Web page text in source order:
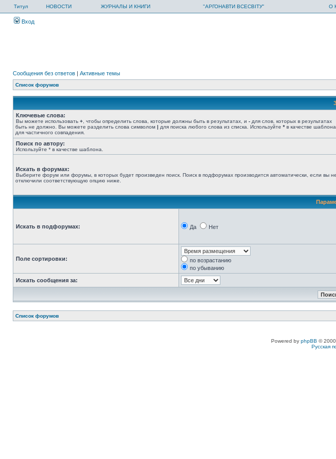
Титул НОВОСТИ ЖУРНАЛЫ И КНИГИ "АРГОНАВТИ ВСЕСВІТУ" О
Вход
Сообщения без ответов | Активные темы
Список форумов
Ключевые слова:
Вы можете использовать + , чтобы определить слова, которые должны быть в результатах, и - для слов, которых в результатах
быть не должно. Вы можете разделить слова символом | для поиска любого слова из списка. Используйте * в качестве шаблона
для частичного совпадения.
Поиск по автору:
Используйте * в качестве шаблона.
Искать в форумах:
Выберите форум или форумы, в которых будет произведен поиск. Поиск в подфорумах производится автоматически, если вы не
отключили соответствующую опцию ниже.
Искать в подфорумах: Да Нет
Поле сортировки:
по возрастанию
по убыванию
Искать сообщения за:
Список форумов
Powered by phpBB ©
Русская